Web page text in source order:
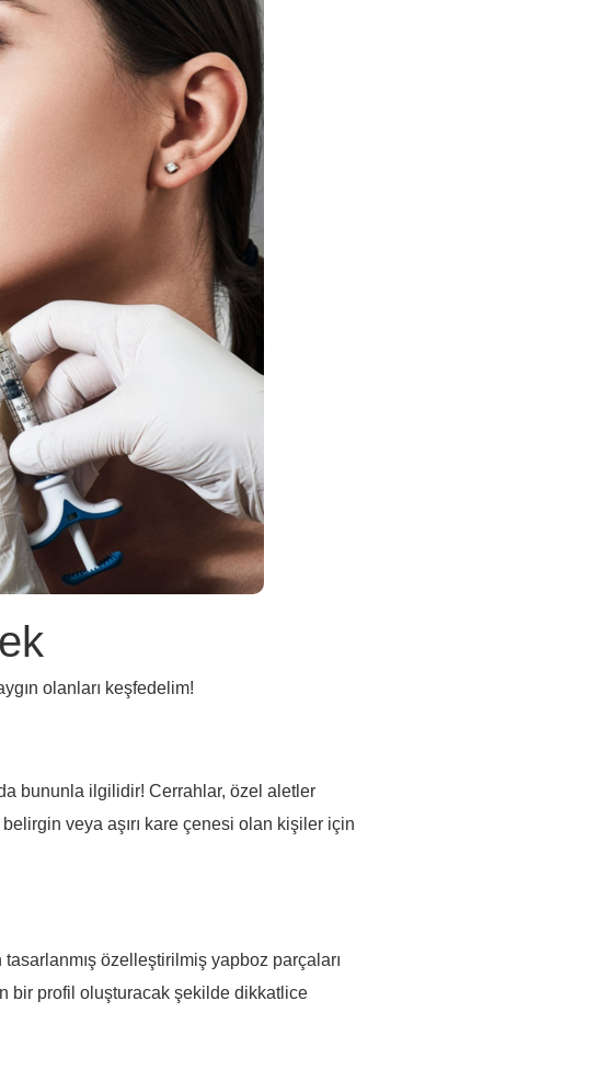
olanları keşfedelim!
bununla ilgilidir! Cerrahlar, özel aletler
veya aşırı kare çenesi olan kişiler için
özelleştirilmiş yapboz parçaları
bir profil oluşturacak şekilde dikkatlice